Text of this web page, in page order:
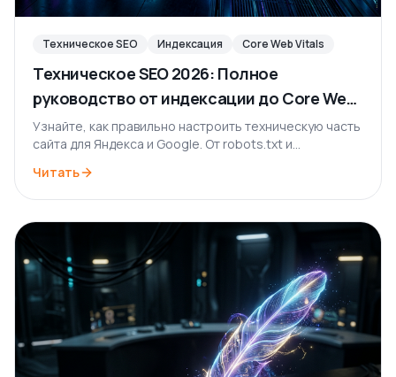
Техническое SEO Индексация Core Web Vitals
Техническое SEO 2026: Полное
руководство от индексации до Core Web
Vitals
Узнайте, как правильно настроить техническую часть
сайта для Яндекса и Google. От robots.txt и
Schema.org и INP.
Читать